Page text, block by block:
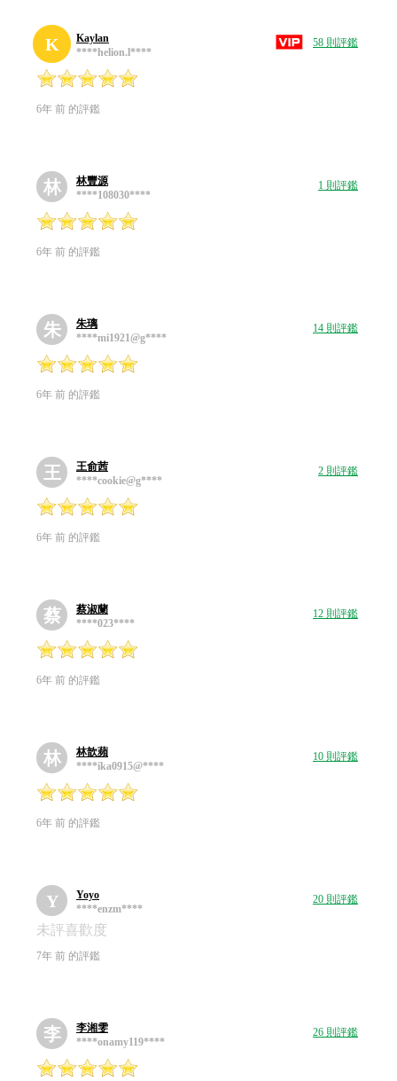
K
Kaylan
****helion.l****
58 則評鑑
6年 前 的評鑑
林
林豐源
****108030****
1 則評鑑
6年 前 的評鑑
朱
朱璃
****mi1921@g****
14 則評鑑
6年 前 的評鑑
王
王俞茜
****cookie@g****
2 則評鑑
6年 前 的評鑑
蔡
蔡淑蘭
****023****
12 則評鑑
6年 前 的評鑑
林
林歆蘋
****ika0915@****
10 則評鑑
6年 前 的評鑑
Y
Yoyo
****enzm****
20 則評鑑
未評喜歡度
7年 前 的評鑑
李
李湘雯
****onamy119****
26 則評鑑